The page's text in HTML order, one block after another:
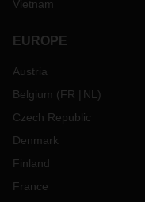
Vietnam
EUROPE
Austria
Belgium (FR NL )
Czech Republic
Denmark
Finland
France